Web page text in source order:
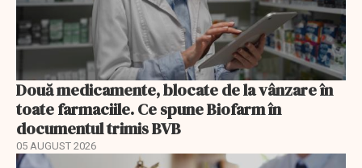
Două medicamente, blocate de la vânzare în
toate farmaciile. Ce spune Biofarm în
documentul trimis BVB
05 AUGUST 2026